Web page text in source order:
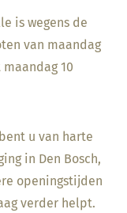
is wegens de
van maandag
10
u van harte
in Den Bosch,
openingstijden
verder helpt.